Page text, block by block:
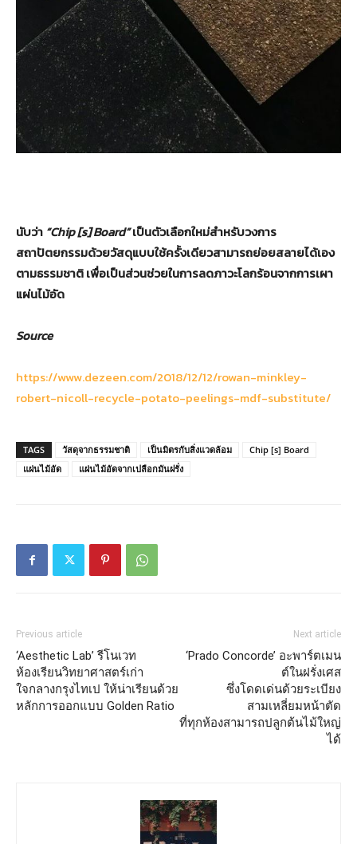
นับว่า “Chip [s] Board”เป็นตัวเลือกใหม่สำหรับวงการ
สถาปัตยกรรมด้วยวัสดุแบบใช้ครั้งเดียวสามารถย่อยสลายได้เอง
ตามธรรมชาติ เพื่อเป็นส่วนช่วยในการลดภาวะโลกร้อนจากการเผา
แผ่นไม้อัด
Source
https://www.dezeen.com/2018/12/12/rowan-minkley-
robert-nicoll-recycle-potato-peelings-mdf-substitute/
TAGS วัสดุจากธรรมชาติ เป็นมิตรกับสิ่งแวดล้อม
Chip [s] Board
แผ่นไม้อัด
แผ่นไม้อัดจากเปลือกมันฝรั่ง
Previous article
‘Aesthetic Lab’ รีโนเวท
ห้องเรียนวิทยาศาสตร์เก่า
ใจกลางกรุงไทเป ให้น่าเรียนด้วย
หลักการออกแบบ Golden Ratio
Next article
‘Prado Concorde’ อะพาร์ตเมน
ต์ในฝรั่งเศส
ซึ่งโดดเด่นด้วยระเบียง
สามเหลี่ยมหน้าตัด
ที่ทุกห้องสามารถปลูกต้นไม้ใหญ่
ได้